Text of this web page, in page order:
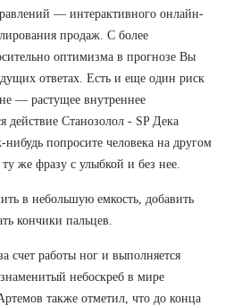
— интерактивного онлайн-
продаж. С более
оптимизма в прогнозе Вы
ответах. Есть и еще один риск
— растущее внутреннее
действие Станозолол - SP Дека
попросите человека на другом
же фразу с улыбкой и без нее.
в небольшую емкость, добавить
кончики пальцев.
счет работы ног и выполняется
небоскреб в мире
также отметил, что до конца